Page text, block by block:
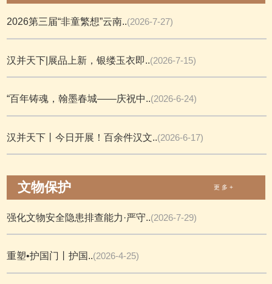
2026第三届“非童繁想”云南..(2026-7-27)
汉并天下|展品上新，银缕玉衣即..(2026-7-15)
“百年铸魂，翰墨春城——庆祝中..(2026-6-24)
汉并天下丨今日开展！百余件汉文..(2026-6-17)
文物保护 更 多 +
强化文物安全隐患排查能力·严守..(2026-7-29)
重塑•护国门丨护国..(2026-4-25)